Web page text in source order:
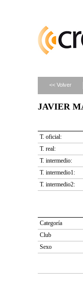
<< Volver
JAVIER
T. oficial:
T. real:
T. intermedio:
T. intermedio1:
T. intermedio2:
Categoría
Club
Sexo